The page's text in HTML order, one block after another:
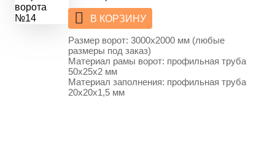
В КОРЗИНУ
Размер ворот: 3000х2000 мм (любые
размеры под заказ)
Материал рамы ворот: профильная труба
50х25х2 мм
Материал заполнения: профильная труба
20х20х1,5 мм